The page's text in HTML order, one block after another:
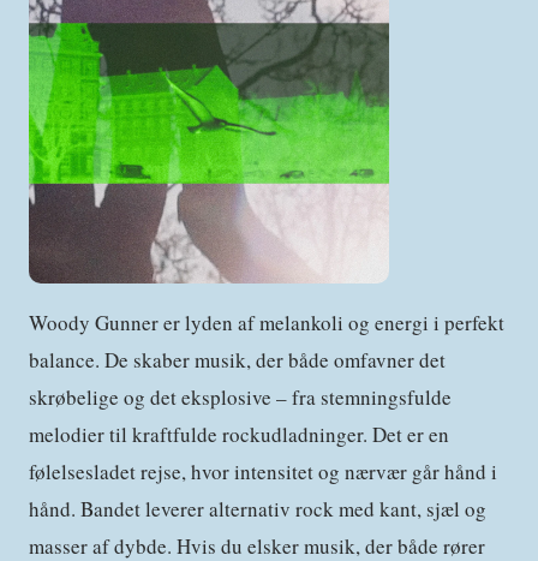
Woody Gunner er lyden af melankoli og energi i perfekt
balance. De skaber musik, der både omfavner det
skrøbelige og det eksplosive – fra stemningsfulde
melodier til kraftfulde rockudladninger. Det er en
følelsesladet rejse, hvor intensitet og nærvær går hånd i
hånd. Bandet leverer alternativ rock med kant, sjæl og
masser af dybde. Hvis du elsker musik, der både rører